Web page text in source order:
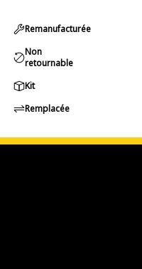
Remanufacturée
Non
retournable
Kit
Remplacée